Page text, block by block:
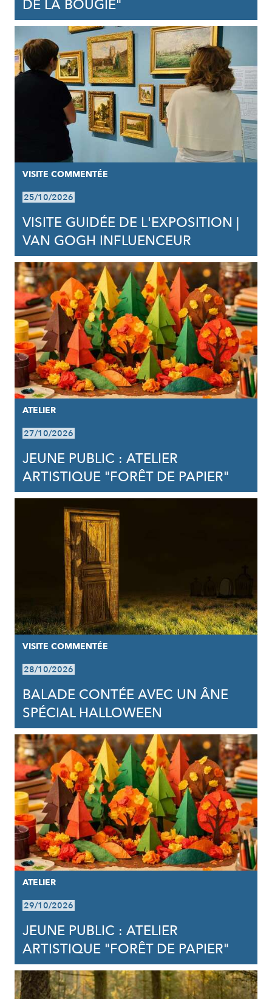
DE LA BOUGIE"
VISITE COMMENTÉE
25/10/2026
VISITE GUIDÉE DE L'EXPOSITION |
VAN GOGH INFLUENCEUR
ATELIER
27/10/2026
JEUNE PUBLIC : ATELIER
ARTISTIQUE "FORÊT DE PAPIER"
VISITE COMMENTÉE
28/10/2026
BALADE CONTÉE AVEC UN ÂNE
SPÉCIAL HALLOWEEN
ATELIER
29/10/2026
JEUNE PUBLIC : ATELIER
ARTISTIQUE "FORÊT DE PAPIER"